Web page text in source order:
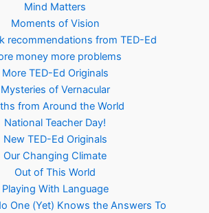
Mind Matters
Moments of Vision
recommendations from TED-Ed
money more problems
More TED-Ed Originals
Mysteries of Vernacular
from Around the World
National Teacher Day!
New TED-Ed Originals
Our Changing Climate
Out of This World
Playing With Language
One (Yet) Knows the Answers To